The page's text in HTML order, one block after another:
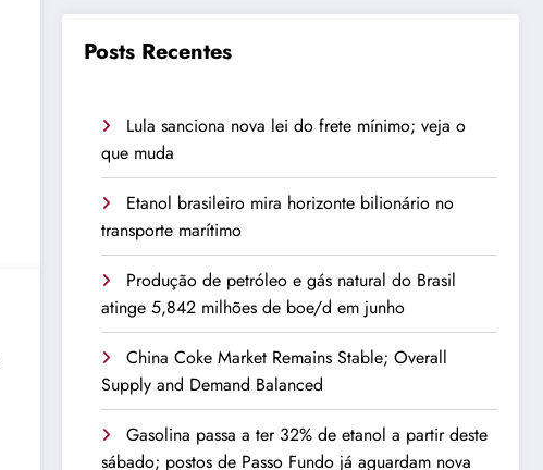
Posts Recentes
Lula sanciona nova lei do frete mínimo; veja o
que muda
Etanol brasileiro mira horizonte bilionário no
transporte marítimo
Produção de petróleo e gás natural do Brasil
atinge 5,842 milhões de boe/d em junho
China Coke Market Remains Stable; Overall
Supply and Demand Balanced
Gasolina passa a ter 32% de etanol a partir deste
sábado; postos de Passo Fundo já aguardam nova